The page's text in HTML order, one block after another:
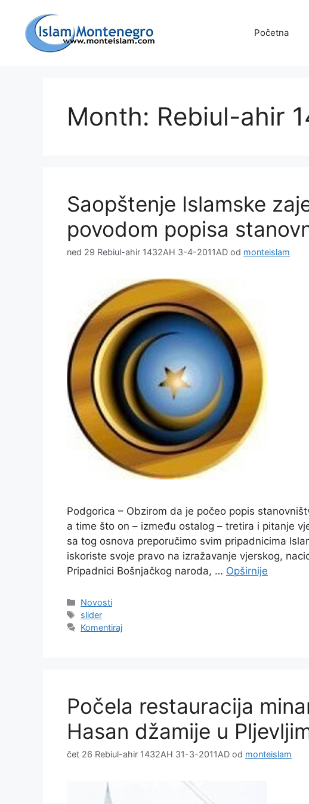
sadržaj
Početna
Month: Rebiul-ahir
Saopštenje Islamske
povodom popisa
ned 29 Rebiul-ahir 1432AH 3-4-2011AD od monteislam
Podgorica – Obzirom da je počeo popis
a time što on – između ostalog – tretira i pitanje
sa tog osnova preporučimo svim pripadnicima
iskoriste svoje pravo na izražavanje vjerskog,
Pripadnici Bošnjačkog naroda, … Opširnije
Kategorije
Novosti
Oznake
slider
Komentiraj
Počela restauracija
Hasan džamije u
čet 26 Rebiul-ahir 1432AH 31-3-2011AD od monteislam